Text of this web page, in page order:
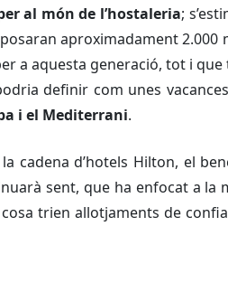
al món de l’hostaleria;
aproximadament 2.000
a aquesta generació, tot i que
definir com unes
i el Mediterrani.
cadena d’hotels Hilton, el
sent, que ha enfocat a la
trien allotjaments de